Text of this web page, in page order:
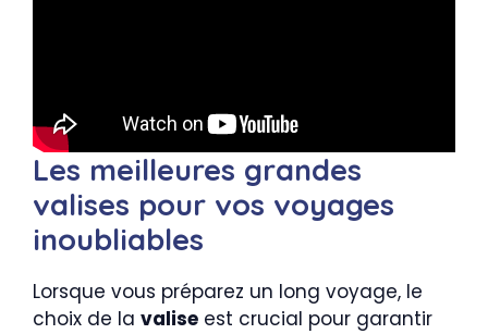
Les meilleures grandes
valises pour vos voyages
inoubliables
Lorsque vous préparez un long voyage, le
choix de la valise est crucial pour garantir